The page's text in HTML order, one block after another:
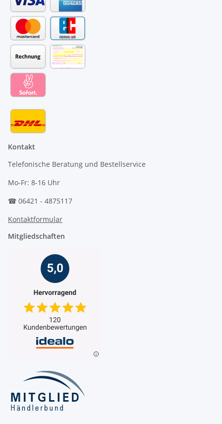
Kontakt
Telefonische Beratung und Bestellservice
Mo-Fr: 8-16 Uhr
☎ 06421 - 4875117
Kontaktformular
Mitgliedschaften